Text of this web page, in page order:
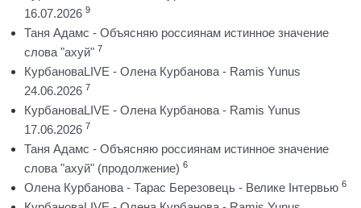
16.07.2026 9
Таня Адамс - Объясняю россиянам истинное значение
слова "ахуй" 7
КурбановаLIVE - Олена Курбанова - Ramis Yunus
24.06.2026 7
КурбановаLIVE - Олена Курбанова - Ramis Yunus
17.06.2026 7
Таня Адамс - Объясняю россиянам истинное значение
слова "ахуй" (продолжение) 6
Олена Курбанова - Тарас Березовець - Велике Інтервью 6